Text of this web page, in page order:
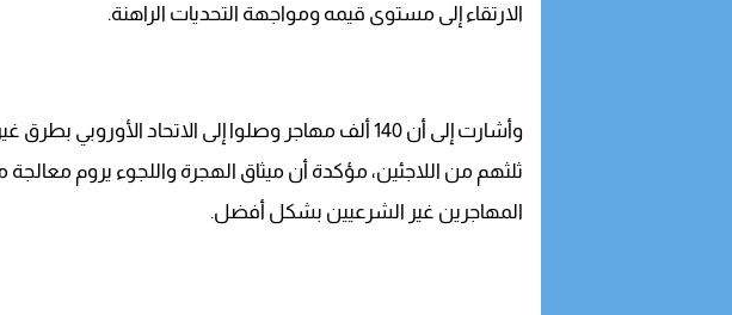
الارتقاء إلى مستوى قيمه ومواجهة التحديات الراهنة.
وأشارت إلى أن 140 ألف مهاجر وصلوا إلى الاتحاد الأوروبي بطرق غير مشروعة،
ثلثهم من اللاجئين، مؤكدة أن ميثاق الهجرة واللجوء يروم معالجة
المهاجرين غير الشرعيين بشكل أفضل.